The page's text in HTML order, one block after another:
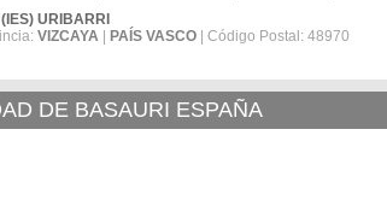
URIBARRI
VIZCAYA PAÍS VASCO | Código Postal: 48970
DE BASAURI ESPAÑA